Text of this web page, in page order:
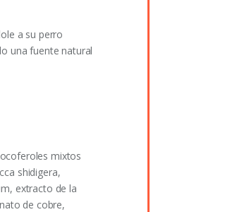
a su perro
una fuente natural
mixtos
shidigera,
extracto de la
de cobre,